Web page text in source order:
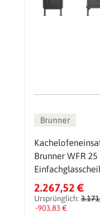
Brunner
Brunner WFR 25
kW
2.267,52 €
Ursprünglich:
-903,83 €